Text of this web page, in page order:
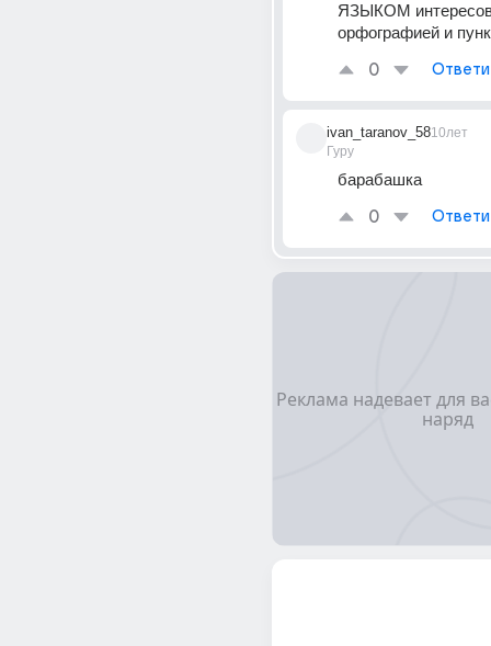
ЯЗЫКОМ
орфографией и
0
ivan_taranov_58
Гуру
10лет
барабашка
0